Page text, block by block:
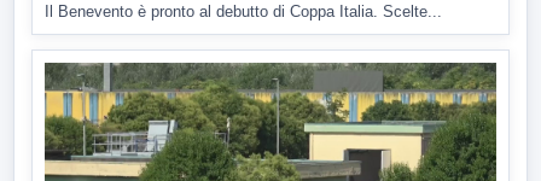
Il Benevento è pronto al debutto di Coppa Italia. Scelte...